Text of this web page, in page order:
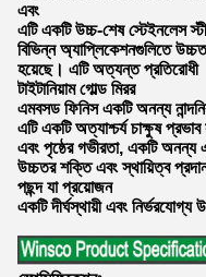
এবং
এটি একটি উচ্চ-শেষ স্টেইনলেস
বিভিন্ন অ্যাপ্লিকেশনগুলিতে
হয়েছে। এটি অত্যন্ত প্রতিরোধী
টাইটানিয়াম গোল্ড মিরর
এমবসড ফিনিস একটি অনন্য
এটি একটি অত্যাশ্চর্য চাক্ষুষ
এবং পৃষ্ঠের গভীরতা, একটি অনন্য
উচ্চতর শক্তি এবং স্থায়িত্ব
পছন্দ যা প্রয়োজন
একটি দীর্ঘস্থায়ী এবং নির্ভরযোগ্য